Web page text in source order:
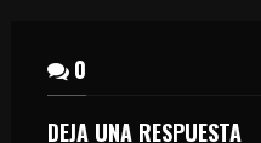
0
DEJA UNA RESPUESTA